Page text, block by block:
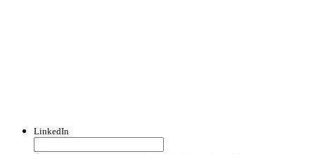
LinkedIn